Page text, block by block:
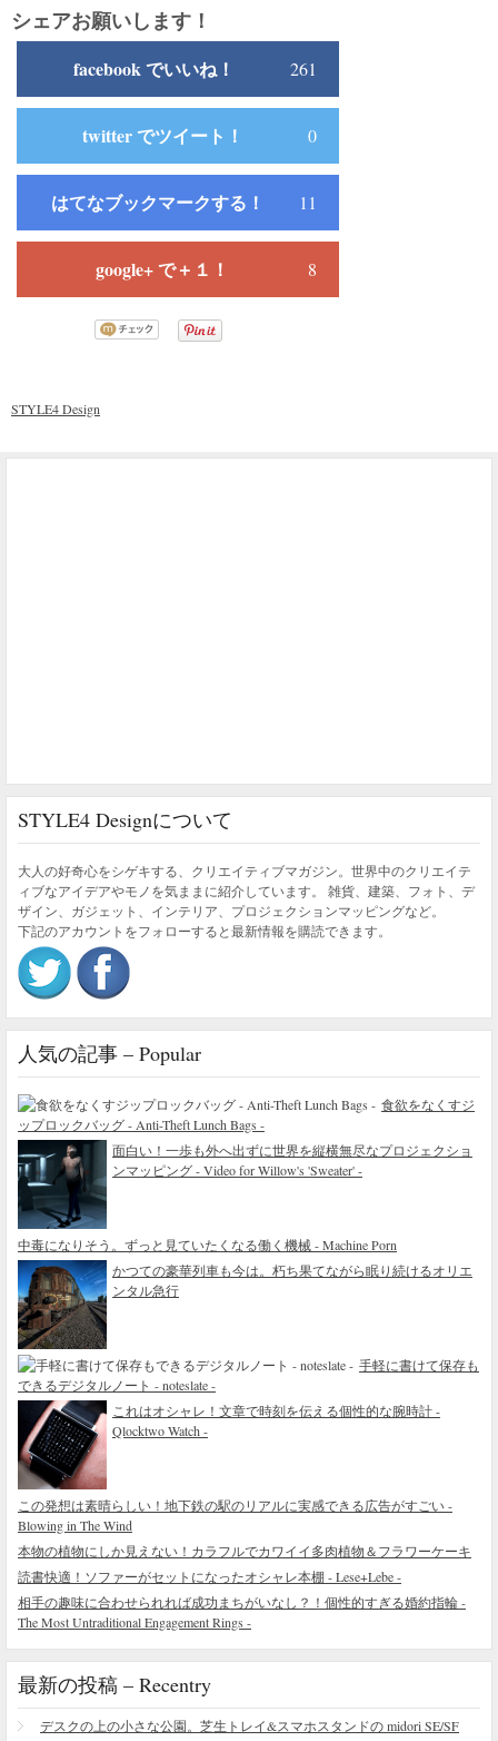
シェアお願いします！
facebook でいいね！ 261
twitter でツイート！ 0
はてなブックマークする！ 11
google+ で＋１！ 8
STYLE4 Design
STYLE4 Designについて
大人の好奇心をシゲキする、クリエイティブマガジン。世界中のクリエイテ
ィブなアイデアやモノを気ままに紹介しています。 雑貨、建築、フォト、デ
ザイン、ガジェット、インテリア、プロジェクションマッピングなど。
下記のアカウントをフォローすると最新情報を購読できます。
人気の記事 – Popular
食欲をなくすジ
ップロックバッグ - Anti-Theft Lunch Bags -
面白い！一歩も外へ出ずに世界を縦横無尽なプロジェクショ
ンマッピング - Video for Willow's 'Sweater' -
中毒になりそう。ずっと見ていたくなる働く機械 - Machine Porn
かつての豪華列車も今は。朽ち果てながら眠り続けるオリエ
ンタル急行
手軽に書けて保存も
できるデジタルノート - noteslate -
これはオシャレ！文章で時刻を伝える個性的な腕時計 -
Qlocktwo Watch -
この発想は素晴らしい！地下鉄の駅のリアルに実感できる広告がすごい -
Blowing in The Wind
本物の植物にしか見えない！カラフルでカワイイ多肉植物＆フラワーケーキ
読書快適！ソファーがセットになったオシャレ本棚 - Lese+Lebe -
相手の趣味に合わせられれば成功まちがいなし？！個性的すぎる婚約指輪 -
The Most Untraditional Engagement Rings -
最新の投稿 – Recentry
デスクの上の小さな公園。芝生トレイ&スマホスタンドの midori SE/SF